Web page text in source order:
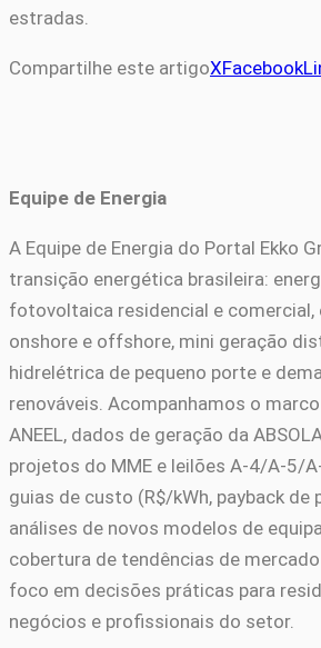
estradas.
Compartilhe este artigoXFacebook
Equipe de Energia
A Equipe de Energia do Portal Ekko
transição energética brasileira:
fotovoltaica residencial e comercial,
onshore e offshore, mini geração
hidrelétrica de pequeno porte e
renováveis. Acompanhamos o
ANEEL, dados de geração da
projetos do MME e leilões A-4/A-5/
guias de custo (R$/kWh, payback de
análises de novos modelos de
cobertura de tendências de
foco em decisões práticas para
negócios e profissionais do setor.